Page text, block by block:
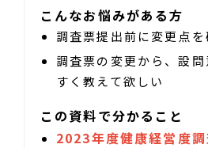
こんなお悩みがある方
調査票提出前に変更点を
調査票の変更から、設
すく教えて欲しい
この資料で分かること
2023年度健康経営度